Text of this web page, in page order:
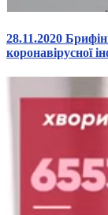
28.11.2020
коронавірусної